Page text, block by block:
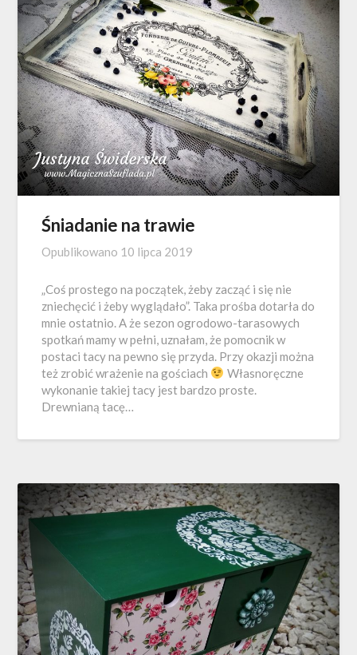
Śniadanie na trawie
Opublikowano 10 lipca 2019
„Coś prostego na początek, żeby zacząć i się nie
zniechęcić i żeby wyglądało”. Taka prośba dotarła do
mnie ostatnio. A że sezon ogrodowo-tarasowych
spotkań mamy w pełni, uznałam, że pomocnik w
postaci tacy na pewno się przyda. Przy okazji można
też zrobić wrażenie na gościach
Własnoręczne
wykonanie takiej tacy jest bardzo proste.
Drewnianą tacę…